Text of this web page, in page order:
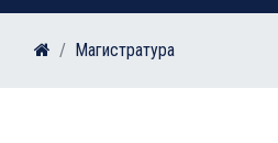
Магистратура